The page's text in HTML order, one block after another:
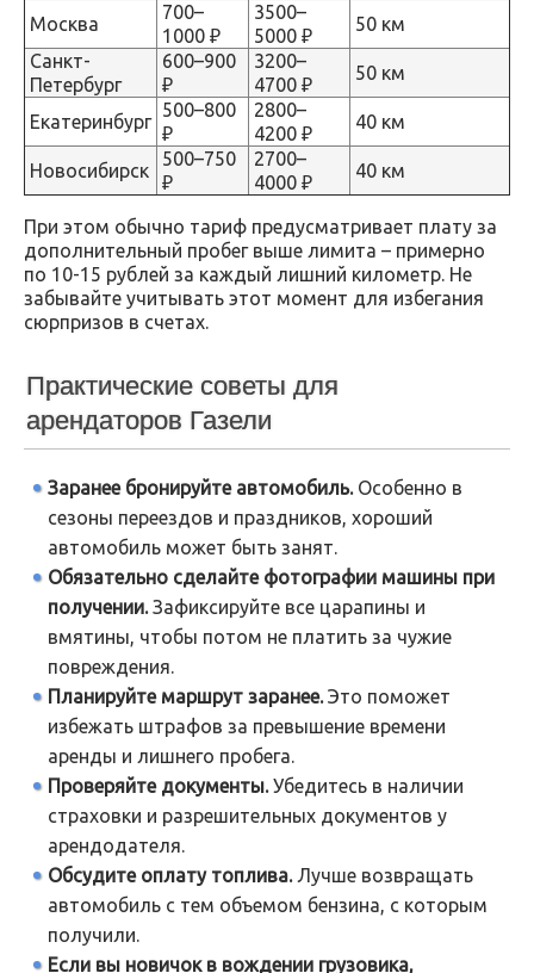
Москва
700–
1000 ₽
3500–
5000 ₽
50 км
Санкт-
Петербург
600–900
₽
3200–
4700 ₽
50 км
Екатеринбург
500–800
₽
2800–
4200 ₽
40 км
Новосибирск
500–750
₽
2700–
4000 ₽
40 км
При этом обычно тариф предусматривает плату за
дополнительный пробег выше лимита – примерно
по 10-15 рублей за каждый лишний километр. Не
забывайте учитывать этот момент для избегания
сюрпризов в счетах.
Практические советы для
арендаторов Газели
Заранее бронируйте автомобиль.Особенно в
сезоны переездов и праздников, хороший
автомобиль может быть занят.
Обязательно сделайте фотографии машины при
получении.Зафиксируйте все царапины и
вмятины, чтобы потом не платить за чужие
повреждения.
Планируйте маршрут заранее.Это поможет
избежать штрафов за превышение времени
аренды и лишнего пробега.
Проверяйте документы.Убедитесь в наличии
страховки и разрешительных документов у
арендодателя.
Обсудите оплату топлива.Лучше возвращать
автомобиль с тем объемом бензина, с которым
получили.
Если вы новичок в вождении грузовика,